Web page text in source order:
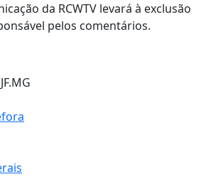
da RCWTV levará à exclusão
pelos comentários.